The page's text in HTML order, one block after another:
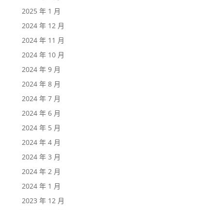
2025 年 1 月
2024 年 12 月
2024 年 11 月
2024 年 10 月
2024 年 9 月
2024 年 8 月
2024 年 7 月
2024 年 6 月
2024 年 5 月
2024 年 4 月
2024 年 3 月
2024 年 2 月
2024 年 1 月
2023 年 12 月